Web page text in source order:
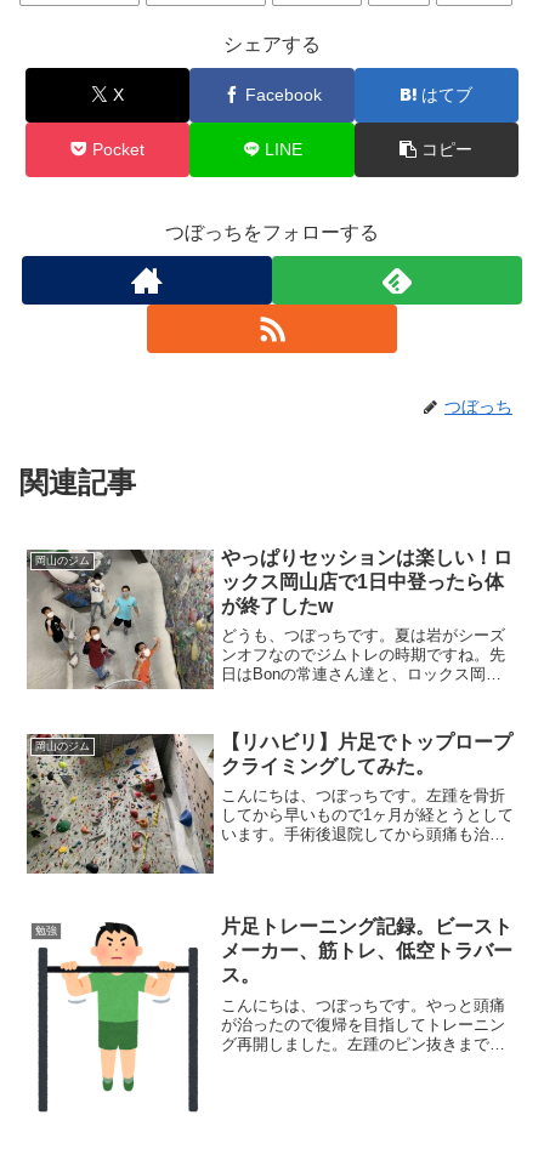
シェアする
X Facebook はてブ
Pocket LINE コピー
つぼっちをフォローする
つぼっち
関連記事
岡山のジム
やっぱりセッションは楽しい！ロ
ックス岡山店で1日中登ったら体
が終了したw
どうも、つぼっちです。夏は岩がシーズ
ンオフなのでジムトレの時期ですね。先
日はBonの常連さん達と、ロックス岡山
ー、ハルヒ、僕の6人。彼らはいつも仲良
くセッションして切...
岡山のジム
【リハビリ】片足でトップロープ
クライミングしてみた。
こんにちは、つぼっちです。左踵を骨折
してから早いもので1ヶ月が経とうとして
います。手術後退院してから頭痛も治り
Bonで片足低空トラ...
勉強
片足トレーニング記録。ビースト
メーカー、筋トレ、低空トラバー
ス。
こんにちは、つぼっちです。やっと頭痛
が治ったので復帰を目指してトレーニン
グ再開しました。左踵のピン抜きまでは